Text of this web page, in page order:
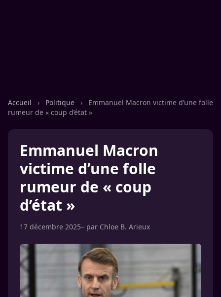
Accueil › Politique ›
Emmanuel Macron victime d’une folle
rumeur de « coup d’état »
Emmanuel Macron
victime d’une folle
rumeur de « coup
d’état »
17 décembre 2025– par Chloe B. Arieux